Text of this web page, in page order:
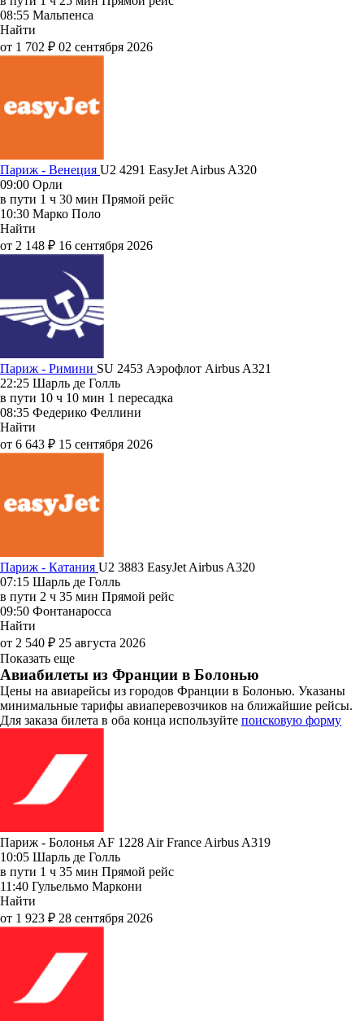
08:55 Мальпенса
Найти
от 1 702 ₽ 02 сентября 2026
Париж - Венеция U2 4291 EasyJet Airbus A320
09:00 Орли
в пути 1 ч 30 мин Прямой рейс
10:30 Марко Поло
Найти
от 2 148 ₽ 16 сентября 2026
Париж - Римини SU 2453 Аэрофлот Airbus A321
22:25 Шарль де Голль
в пути 10 ч 10 мин 1 пересадка
08:35 Федерико Феллини
Найти
от 6 643 ₽ 15 сентября 2026
Париж - Катания U2 3883 EasyJet Airbus A320
07:15 Шарль де Голль
в пути 2 ч 35 мин Прямой рейс
09:50 Фонтанаросса
Найти
от 2 540 ₽ 25 августа 2026
Показать еще
Авиабилеты из Франции в Болонью
Цены на авиарейсы из городов Франции в Болонью. Указаны
минимальные тарифы авиаперевозчиков на ближайшие рейсы.
Для заказа билета в оба конца используйте поисковую форму
Париж - Болонья AF 1228 Air France Airbus A319
10:05 Шарль де Голль
в пути 1 ч 35 мин Прямой рейс
11:40 Гульельмо Маркони
Найти
от 1 923 ₽ 28 сентября 2026